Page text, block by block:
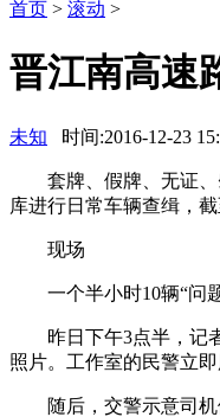
首页 > 滚动 >
晋江南高速
未知 时间:2016-12-23
套牌、假牌、无证、
库进行日常车辆查缉，
现场
一个半小时10辆“问
昨日下午3点半，记者
照片。工作室的民警立
随后，交警示意司机停